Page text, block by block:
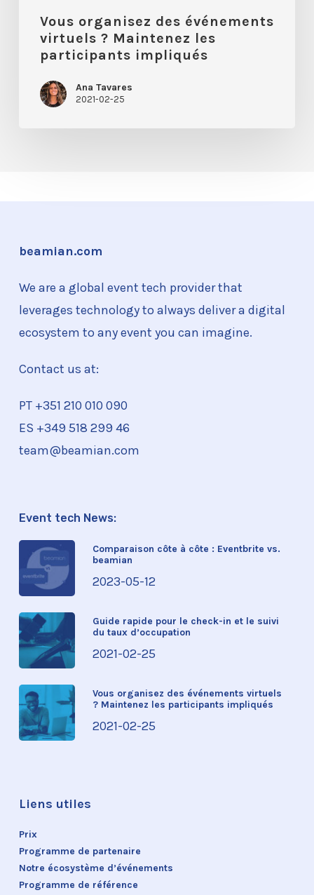
Vous organisez des événements
virtuels ? Maintenez les
participants impliqués
Ana Tavares
2021-02-25
beamian.com
We are a global event tech provider that
leverages technology to always deliver a digital
ecosystem to any event you can imagine.
Contact us at:
PT +351 210 010 090
ES +349 518 299 46
team@beamian.com
Event tech News:
Comparaison côte à côte : Eventbrite vs.
beamian
2023-05-12
Guide rapide pour le check-in et le suivi
du taux d’occupation
2021-02-25
Vous organisez des événements virtuels
? Maintenez les participants impliqués
2021-02-25
Liens utiles
Prix
Programme de partenaire
Notre écosystème d’événements
Programme de référence